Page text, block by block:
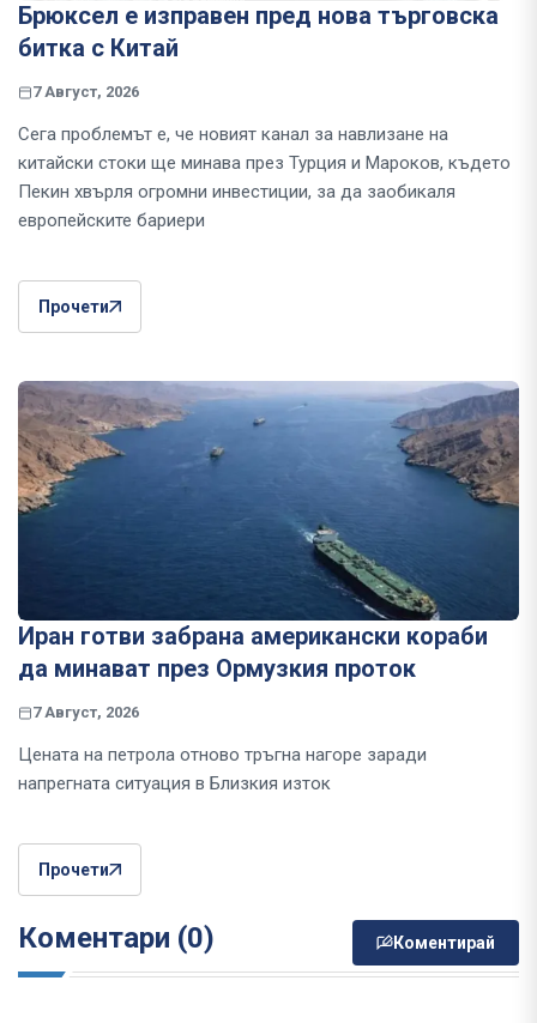
Брюксел е изправен пред нова търговска
битка с Китай
7 Август, 2026
Сега проблемът е, че новият канал за навлизане на
китайски стоки ще минава през Турция и Мароков, където
Пекин хвърля огромни инвестиции, за да заобикаля
европейските бариери
Прочети
Иран готви забрана американски кораби
да минават през Ормузкия проток
7 Август, 2026
Цената на петрола отново тръгна нагоре заради
напрегната ситуация в Близкия изток
Прочети
Коментари (0) Коментирай